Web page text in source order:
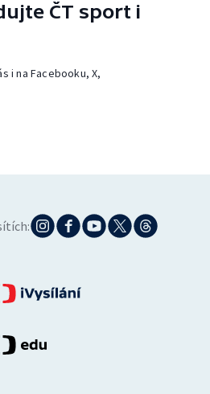
ČT sport i
i na Facebooku, X,